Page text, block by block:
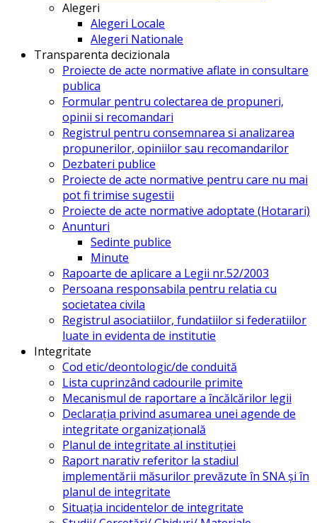
Alegeri
Alegeri Locale
Alegeri Nationale
Transparenta decizionala
Proiecte de acte normative aflate in consultare
publica
Formular pentru colectarea de propuneri,
opinii si recomandari
Registrul pentru consemnarea si analizarea
propunerilor, opiniilor sau recomandarilor
Dezbateri publice
Proiecte de acte normative pentru care nu mai
pot fi trimise sugestii
Proiecte de acte normative adoptate (Hotarari)
Anunturi
Sedinte publice
Minute
Rapoarte de aplicare a Legii nr.52/2003
Persoana responsabila pentru relatia cu
societatea civila
Registrul asociatiilor, fundatiilor si federatiilor
luate in evidenta de institutie
Integritate
Cod etic/deontologic/de conduită
Lista cuprinzând cadourile primite
Mecanismul de raportare a încălcărilor legii
Declarația privind asumarea unei agende de
integritate organizațională
Planul de integritate al instituției
Raport narativ referitor la stadiul
implementării măsurilor prevăzute în SNA și în
planul de integritate
Situația incidentelor de integritate